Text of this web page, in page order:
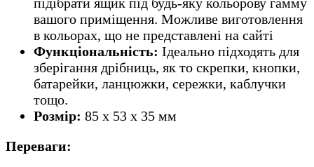
вашого приміщення. Можливе виготовлення
в кольорах, що не представлені на сайті
Функціональність: Ідеально підходять для
зберігання дрібниць, як то скрепки, кнопки,
батарейки, ланцюжки, сережки, каблучки
тощо.
Розмір: 85 х 53 х 35 мм
Переваги: